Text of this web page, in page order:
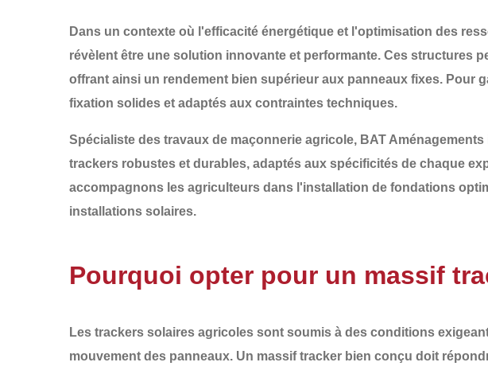
Dans un contexte où l'efficacité énergétique et l'optimisation des
révèlent être une solution innovante et performante. Ces structures
offrant ainsi un rendement bien supérieur aux panneaux fixes. Pour
fixation solides et adaptés aux contraintes techniques.
Spécialiste des travaux de maçonnerie agricole, BAT Aménagements
trackers robustes et durables, adaptés aux spécificités de chaque
accompagnons les agriculteurs dans l'installation de fondations
installations solaires.
Pourquoi opter pour un massif
Les trackers solaires agricoles sont soumis à des conditions
mouvement des panneaux. Un massif tracker bien conçu doit